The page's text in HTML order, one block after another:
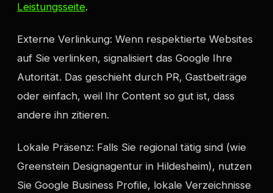
Leistungsseite.
Externe Verlinkung: Wenn respektierte Websites
auf Sie verlinken, signalisiert das Google Ihre
Autorität. Das geschieht durch PR, Gastbeiträge
oder einfach, weil Ihr Content so gut ist, dass
andere ihn zitieren.
Lokale Präsenz: Falls Sie regional tätig sind (wie
Greenstein Designagentur in Hildesheim), nutzen
Sie Google Business Profile, lokale Verzeichnisse